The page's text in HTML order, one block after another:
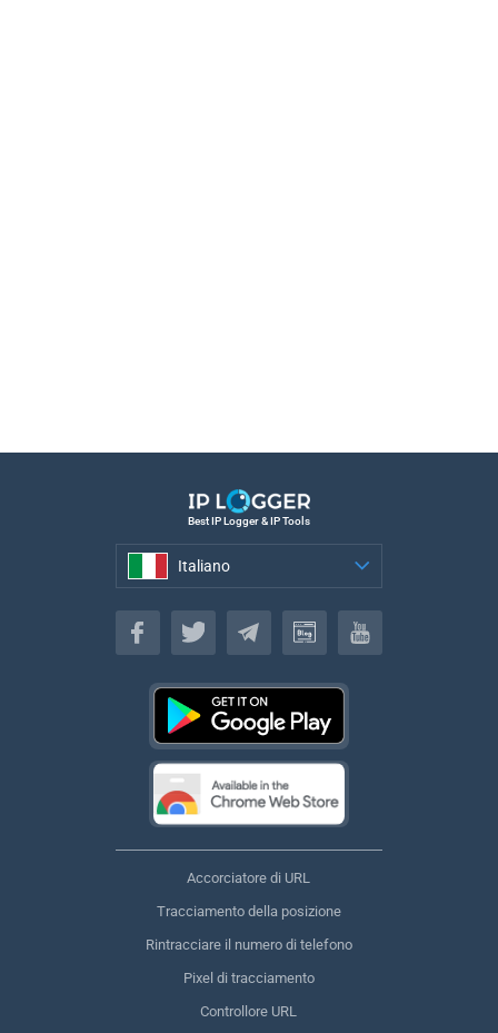
Best IP Logger & IP Tools
Italiano
Italiano
Accorciatore di URL
Tracciamento della posizione
Rintracciare il numero di telefono
Pixel di tracciamento
Controllore URL